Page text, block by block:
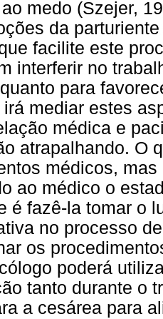
medo (Szejer,
da
facilite este
interferir no
para
mediar estes
médica e
atrapalhando. O
médicos,
ao médico o
é fazê-la tomar o
no processo
os
poderá
tanto durante o
a cesárea para